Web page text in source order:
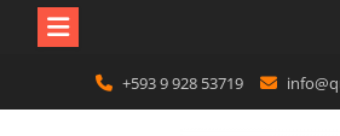
content
+593 9 928 53719